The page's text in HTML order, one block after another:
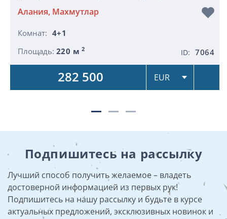
Алания, Махмутлар
Комнат: 4+1
Площадь: 220 м2 ID: 7064
282 500
Подпишитесь на рассылку
Лучший способ получить желаемое – владеть
достоверной информацией из первых рук!
Подпишитесь на нашу рассылку и будьте в курсе
актуальных предложений, эксклюзивных новинок и